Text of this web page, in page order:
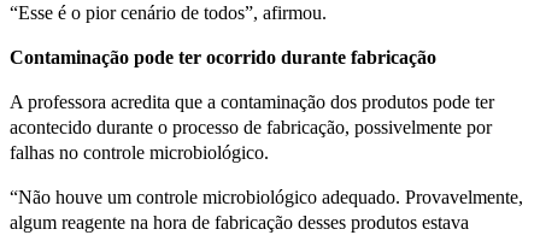
“Esse é o pior cenário de todos”, afirmou.
Contaminação pode ter ocorrido durante fabricação
A professora acredita que a contaminação dos produtos pode ter
acontecido durante o processo de fabricação, possivelmente por
falhas no controle microbiológico.
“Não houve um controle microbiológico adequado. Provavelmente,
algum reagente na hora de fabricação desses produtos estava